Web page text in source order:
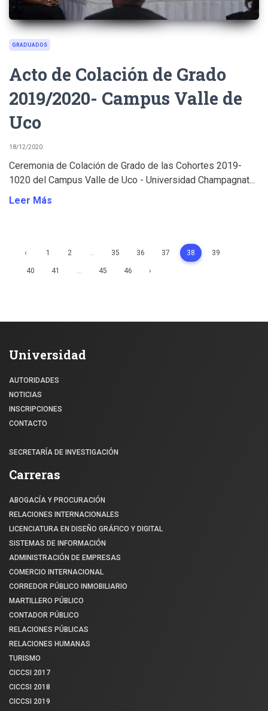
GRADUADOS
Acto de Colación de Grado
2019/2020- Campus Valle de
Uco
18/12/2020
Ceremonia de Colación de Grado de las Cohortes 2019-
1020 del Campus Valle de Uco - Universidad Champagnat...
Leer Más
‹ 1 2 ... 35 36 37 38 39
40 41 ... 45 46 ›
Universidad
AUTORIDADES
NOTICIAS
INSCRIPCIONES
CONTACTO
SECRETARÍA DE INVESTIGACIÓN
Carreras
ABOGACÍA Y PROCURACIÓN
RELACIONES INTERNACIONALES
LICENCIATURA EN DISEÑO GRÁFICO Y DIGITAL
SISTEMAS DE INFORMACIÓN
ADMINISTRACIÓN DE EMPRESAS
COMERCIO INTERNACIONAL
CORREDOR PÚBLICO INMOBILIARIO
MARTILLERO PÚBLICO
CONTADOR PÚBLICO
RELACIONES PÚBLICAS
RELACIONES HUMANAS
TURISMO
CICCSI 2017
CICCSI 2018
CICCSI 2019